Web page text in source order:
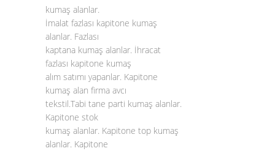
kumaş alanlar.
İmalat fazlası kapitone kumaş
alanlar. Fazlası
kaptana kumaş alanlar. İhracat
fazlası kapitone kumaş
alım satımı yapanlar. Kapitone
kumaş alan firma avcı
tekstil.Tabi tane parti kumaş alanlar.
Kapitone stok
kumaş alanlar. Kapitone top kumaş
alanlar. Kapitone